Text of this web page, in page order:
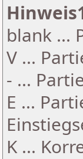
blank ...
V ...
- ...
E ...
K ...